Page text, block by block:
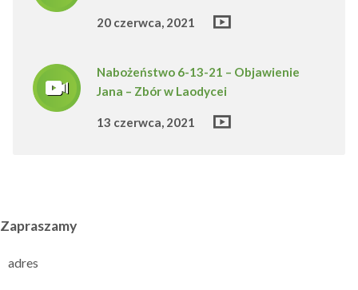
20 czerwca, 2021
Nabożeństwo 6-13-21 – Objawienie
Jana – Zbór w Laodycei
13 czerwca, 2021
Zapraszamy
adres